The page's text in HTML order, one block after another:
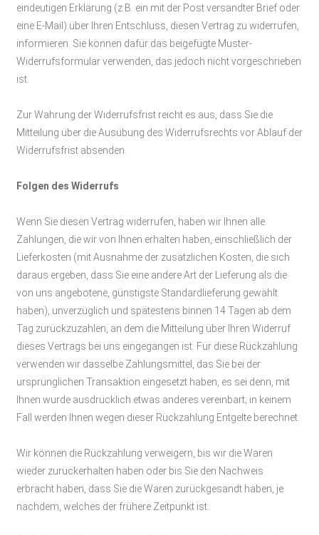
eindeutigen Erklärung (z.B. ein mit der Post versandter Brief oder
eine E-Mail) über Ihren Entschluss, diesen Vertrag zu widerrufen,
informieren. Sie können dafür das beigefügte Muster-
Widerrufsformular verwenden, das jedoch nicht vorgeschrieben
ist.
Zur Wahrung der Widerrufsfrist reicht es aus, dass Sie die
Mitteilung über die Ausübung des Widerrufsrechts vor Ablauf der
Widerrufsfrist absenden.
Folgen des Widerrufs
Wenn Sie diesen Vertrag widerrufen, haben wir Ihnen alle
Zahlungen, die wir von Ihnen erhalten haben, einschließlich der
Lieferkosten (mit Ausnahme der zusätzlichen Kosten, die sich
daraus ergeben, dass Sie eine andere Art der Lieferung als die
von uns angebotene, günstigste Standardlieferung gewählt
haben), unverzüglich und spätestens binnen 14Tagen ab dem
Tag zurückzuzahlen, an dem die Mitteilung über Ihren Widerruf
dieses Vertrags bei uns eingegangen ist. Für diese Rückzahlung
verwenden wir dasselbe Zahlungsmittel, das Sie bei der
ursprünglichen Transaktion eingesetzt haben, es sei denn, mit
Ihnen wurde ausdrücklich etwas anderes vereinbart; in keinem
Fall werden Ihnen wegen dieser Rückzahlung Entgelte berechnet.
Wir können die Rückzahlung verweigern, bis wir die Waren
wieder zurückerhalten haben oder bis Sie den Nachweis
erbracht haben, dass Sie die Waren zurückgesandt haben, je
nachdem, welches der frühere Zeitpunkt ist.